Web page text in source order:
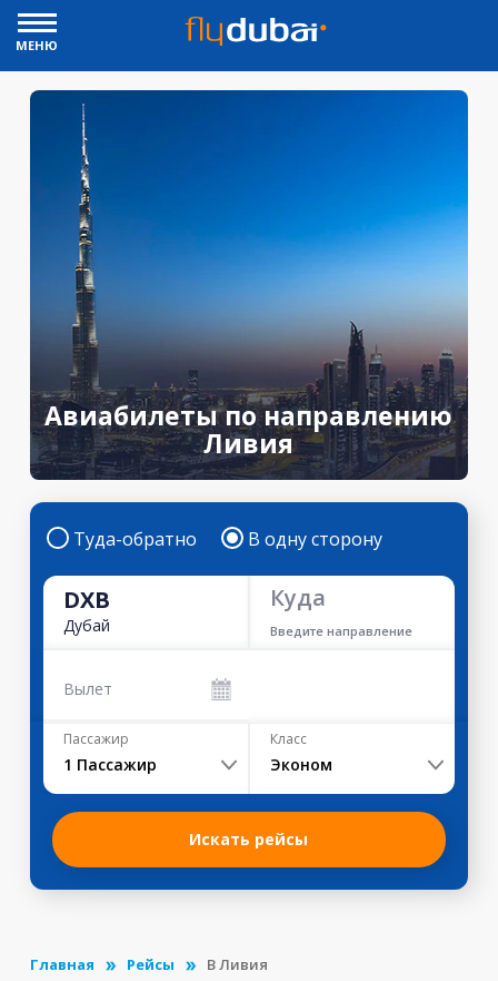
МЕНЮ
Авиабилеты по направлению
Ливия
Туда-обратно В одну сторону
DXB
Дубай
Куда
Введите направление
Вылет
Пассажир
1 Пассажир
Класс
Эконом
Искать рейсы
Главная Рейсы В Ливия